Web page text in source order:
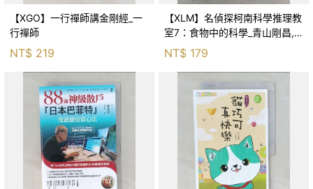
【XGO】一行禪師講金剛經_一
行禪師
NT$ 219
【XLM】名偵探柯南科學推理教
室7：食物中的科學_青山剛昌,
NT$ 179